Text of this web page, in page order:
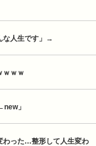
な人生です」→
ｗｗｗ
」
わった…整形して人生変わ